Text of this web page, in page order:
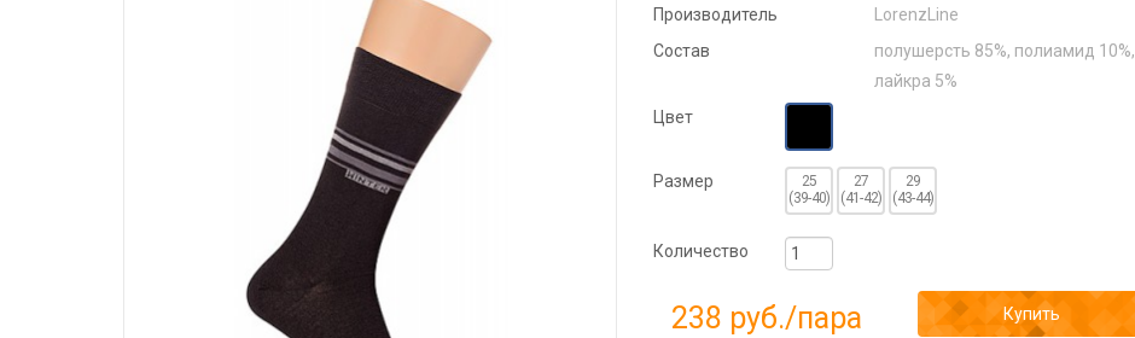
Производитель
LorenzLine
Состав
полушерсть 85%, полиамид 10%,
лайкра 5%
Цвет
Размер
25
(39-40)
27
(41-42)
29
(43-44)
Количество
238 руб./пара Купить